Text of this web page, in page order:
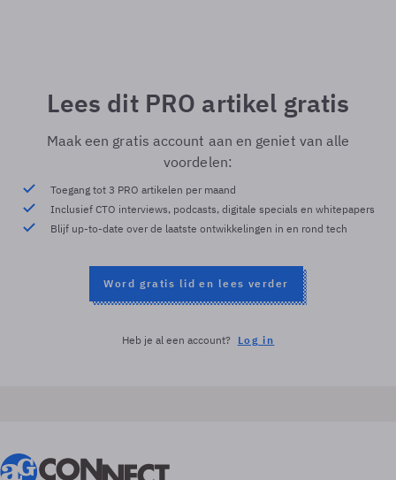
Lees dit PRO artikel gratis
Maak een gratis account aan en geniet van alle
voordelen:
Toegang tot 3 PRO artikelen per maand
Inclusief CTO interviews, podcasts, digitale specials en whitepapers
Blijf up-to-date over de laatste ontwikkelingen in en rond tech
Word gratis lid en lees verder
Heb je al een account? Log in